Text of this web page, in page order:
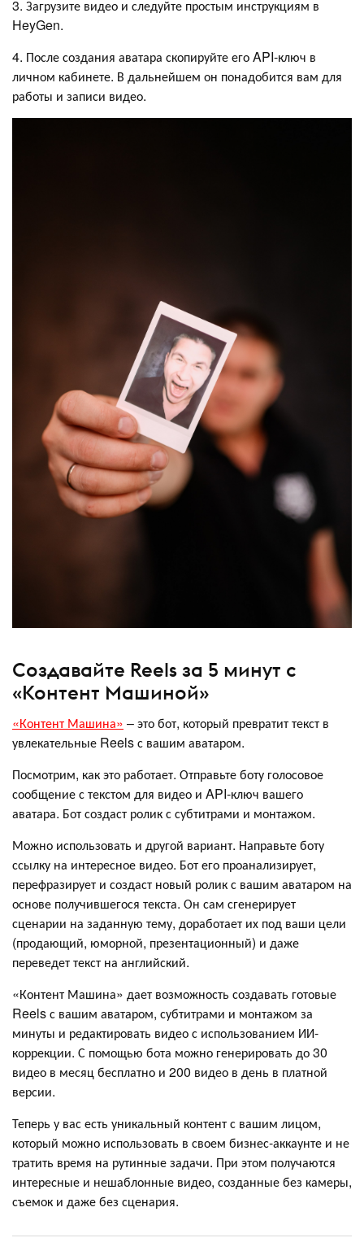
3. Загрузите видео и следуйте простым инструкциям в
HeyGen.
4. После создания аватара скопируйте его API-ключ в
личном кабинете. В дальнейшем он понадобится вам для
работы и записи видео.
Создавайте Reels за 5 минут с
«Контент Машиной»
«Контент Машина» – это бот, который превратит текст в
увлекательные Reels с вашим аватаром.
Посмотрим, как это работает. Отправьте боту голосовое
сообщение с текстом для видео и API-ключ вашего
аватара. Бот создаст ролик с субтитрами и монтажом.
Можно использовать и другой вариант. Направьте боту
ссылку на интересное видео. Бот его проанализирует,
перефразирует и создаст новый ролик с вашим аватаром на
основе получившегося текста. Он сам сгенерирует
сценарии на заданную тему, доработает их под ваши цели
(продающий, юморной, презентационный) и даже
переведет текст на английский.
«Контент Машина» дает возможность создавать готовые
Reels с вашим аватаром, субтитрами и монтажом за
минуты и редактировать видео с использованием ИИ-
коррекции. С помощью бота можно генерировать до 30
видео в месяц бесплатно и 200 видео в день в платной
версии.
Теперь у вас есть уникальный контент с вашим лицом,
который можно использовать в своем бизнес-аккаунте и не
тратить время на рутинные задачи. При этом получаются
интересные и нешаблонные видео, созданные без камеры,
съемок и даже без сценария.